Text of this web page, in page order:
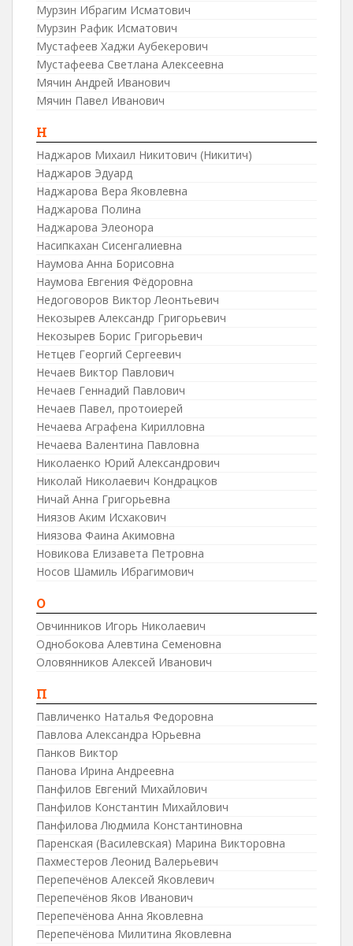
Мурзин Ибрагим Исматович
Мурзин Рафик Исматович
Мустафеев Хаджи Аубекерович
Мустафеева Светлана Алексеевна
Мячин Андрей Иванович
Мячин Павел Иванович
Н
Наджаров Михаил Никитович (Никитич)
Наджаров Эдуард
Наджарова Вера Яковлевна
Наджарова Полина
Наджарова Элеонора
Насипкахан Сисенгалиевна
Наумова Анна Борисовна
Наумова Евгения Фёдоровна
Недоговоров Виктор Леонтьевич
Некозырев Александр Григорьевич
Некозырев Борис Григорьевич
Нетцев Георгий Сергеевич
Нечаев Виктор Павлович
Нечаев Геннадий Павлович
Нечаев Павел, протоиерей
Нечаева Аграфена Кирилловна
Нечаева Валентина Павловна
Николаенко Юрий Александрович
Николай Николаевич Кондрацков
Ничай Анна Григорьевна
Ниязов Аким Исхакович
Ниязова Фаина Акимовна
Новикова Елизавета Петровна
Носов Шамиль Ибрагимович
О
Овчинников Игорь Николаевич
Однобокова Алевтина Семеновна
Оловянников Алексей Иванович
П
Павличенко Наталья Федоровна
Павлова Александра Юрьевна
Панков Виктор
Панова Ирина Андреевна
Панфилов Евгений Михайлович
Панфилов Константин Михайлович
Панфилова Людмила Константиновна
Паренская (Василевская) Марина Викторовна
Пахместеров Леонид Валерьевич
Перепечёнов Алексей Яковлевич
Перепечёнов Яков Иванович
Перепечёнова Анна Яковлевна
Перепечёнова Милитина Яковлевна